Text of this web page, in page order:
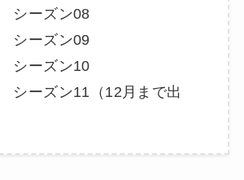
シーズン08
シーズン09
シーズン10
シーズン11（12月まで出